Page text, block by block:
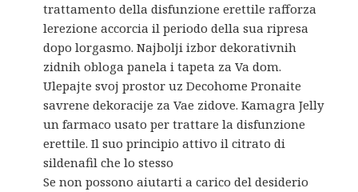
trattamento della disfunzione erettile rafforza
lerezione accorcia il periodo della sua ripresa
dopo lorgasmo. Najbolji izbor dekorativnih
zidnih obloga panela i tapeta za Va dom.
Ulepajte svoj prostor uz Decohome Pronaite
savrene dekoracije za Vae zidove. Kamagra Jelly
un farmaco usato per trattare la disfunzione
erettile. Il suo principio attivo il citrato di
sildenafil che lo stesso
Se non possono aiutarti a carico del desiderio